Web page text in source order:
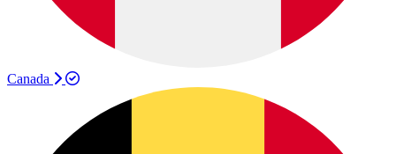
Canada